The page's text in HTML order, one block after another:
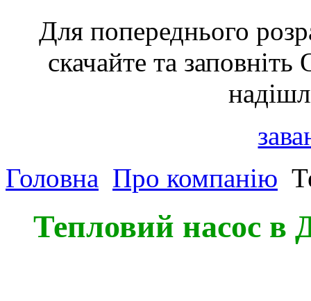
Для попереднього
скачайте та
Головна Про компанію
Тепловий насос в